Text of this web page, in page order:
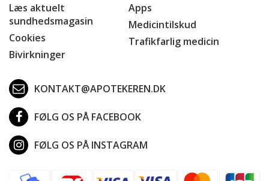
Læs aktuelt
sundhedsmagasin
Cookies
Bivirkninger
Apps
Medicintilskud
Trafikfarlig medicin
KONTAKT@APOTEKEREN.DK
FØLG OS PÅ FACEBOOK
FØLG OS PÅ INSTAGRAM